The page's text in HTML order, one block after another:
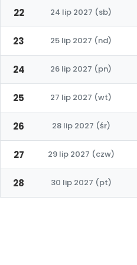
22 24 lip 2027 (sb)
23 25 lip 2027 (nd)
24 26 lip 2027 (pn)
25 27 lip 2027 (wt)
26 28 lip 2027 (śr)
27 29 lip 2027 (czw)
28 30 lip 2027 (pt)